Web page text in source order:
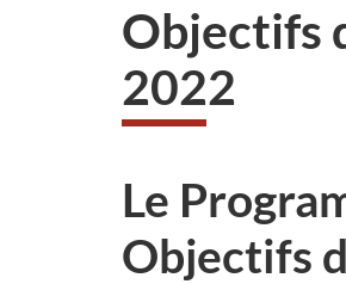
Objectifs
2022
Le
Objectifs